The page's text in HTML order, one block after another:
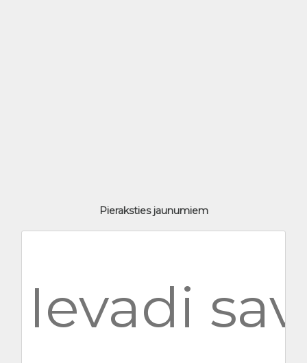
Pieraksties jaunumiem